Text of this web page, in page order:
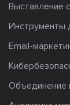
Выставление
Инструменты
Email-
Объединение